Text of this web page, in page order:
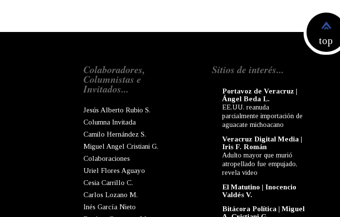
top
Colaboradores,
Columnistas e
Invitados...
Jesús Alberto Rubio S.
Columna Invitada
Camilo Hernández S.
Miguel Angel Cristiani G.
Colaboraciones
Uriel Flores Aguayo
Cesia Carrillo C.
Carlos Lozano M.
Inés García Nieto
Sitios de interés...
Portavoz de Veracruz |
Ángel Beda L.
EE.UU. reanuda
parcialmente importación de
aguacate michoacano
Veracruz Digital Media |
Iris F. Román
Adulto mayor que murió
atropellado fue empujado,
revela video
El Matutino | Inocencio
Valdés V.
Bitácora Política | Miguel